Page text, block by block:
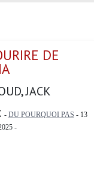
DE
JACK
- DU POURQUOI PAS - 13
-